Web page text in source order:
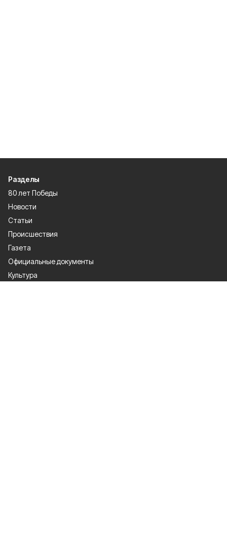
Разделы
80 лет Победы
Новости
Статьи
Происшествия
Газета
Официальные документы
Культура